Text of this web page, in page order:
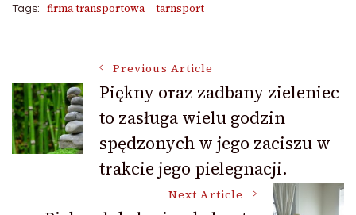
Tags: firma transportowa tarnsport
Post
Navigation
Previous Article
Piękny oraz zadbany zieleniec
to zasługa wielu godzin
spędzonych w jego zaciszu w
trakcie jego pielegnacji.
Next Article